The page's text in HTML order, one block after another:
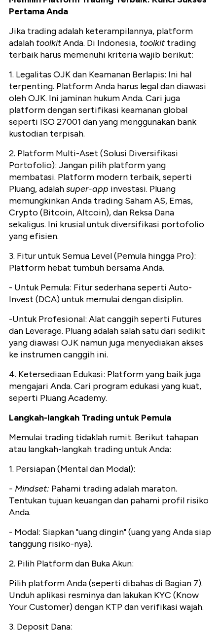
Pertama Anda
Jika trading adalah keterampilannya, platform
adalah toolkitAnda. Di Indonesia, toolkit trading
terbaik harus memenuhi kriteria wajib berikut:
1. Legalitas OJK dan Keamanan Berlapis: Ini hal
terpenting. Platform Anda harus legal dan diawasi
oleh OJK. Ini jaminan hukum Anda. Cari juga
platform dengan sertifikasi keamanan global
seperti ISO 27001 dan yang menggunakan bank
kustodian terpisah.
2. Platform Multi-Aset (Solusi Diversifikasi
Portofolio): Jangan pilih platform yang
membatasi. Platform modern terbaik, seperti
Pluang, adalahsuper-app investasi. Pluang
memungkinkan Anda trading Saham AS, Emas,
Crypto (Bitcoin, Altcoin), dan Reksa Dana
sekaligus. Ini krusial untuk diversifikasi portofolio
yang efisien.
3. Fitur untuk Semua Level (Pemula hingga Pro):
Platform hebat tumbuh bersama Anda.
- Untuk Pemula: Fitur sederhana seperti Auto-
Invest (DCA) untuk memulai dengan disiplin.
-Untuk Profesional: Alat canggih seperti Futures
dan Leverage. Pluang adalah salah satu dari sedikit
yang diawasi OJK namun juga menyediakan akses
ke instrumen canggih ini.
4. Ketersediaan Edukasi: Platform yang baik juga
mengajari Anda. Cari program edukasi yang kuat,
seperti Pluang Academy.
Langkah-langkah Trading untuk Pemula
Memulai trading tidaklah rumit. Berikut tahapan
atau langkah-langkah trading untuk Anda:
1. Persiapan (Mental dan Modal):
- Mindset: Pahami trading adalah maraton.
Tentukan tujuan keuangan dan pahami profil risiko
Anda.
- Modal: Siapkan "uang dingin" (uang yang Anda siap
tanggung risiko-nya).
2. Pilih Platform dan Buka Akun:
Pilih platform Anda (seperti dibahas di Bagian 7).
Unduh aplikasi resminya dan lakukan KYC (Know
Your Customer) dengan KTP dan verifikasi wajah.
3. Deposit Dana: